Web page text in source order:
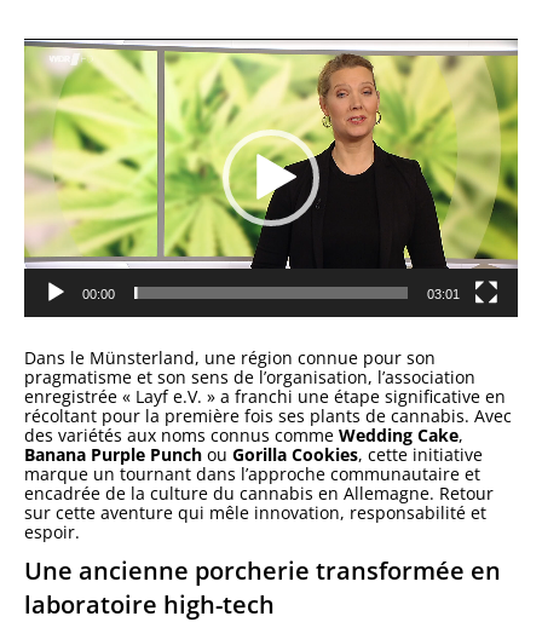
Lecteur
vidéo
00:00 03:01
Dans le Münsterland, une région connue pour son
pragmatisme et son sens de l’organisation, l’association
enregistrée « Layf e.V. » a franchi une étape significative en
récoltant pour la première fois ses plants de cannabis. Avec
des variétés aux noms connus comme Wedding Cake,
Banana Purple Punch ou Gorilla Cookies, cette initiative
marque un tournant dans l’approche communautaire et
encadrée de la culture du cannabis en Allemagne. Retour
sur cette aventure qui mêle innovation, responsabilité et
espoir.
Une ancienne porcherie transformée en
laboratoire high-tech